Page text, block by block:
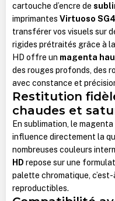
cartouche d’encre de
imprimantes Virtuoso
transférer vos visuels sur
rigides prétraités grâce à
HD offre un magenta
des rouges profonds, des
avec constance et
Restitution
chaudes et
En sublimation, le
influence directement la
nombreuses couleurs
HD repose sur une
palette chromatique,
reproductibles.